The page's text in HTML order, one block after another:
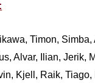
Timon, Simba,
Alvar, Ilian, Jerik,
Kjell, Raik, Tiago,